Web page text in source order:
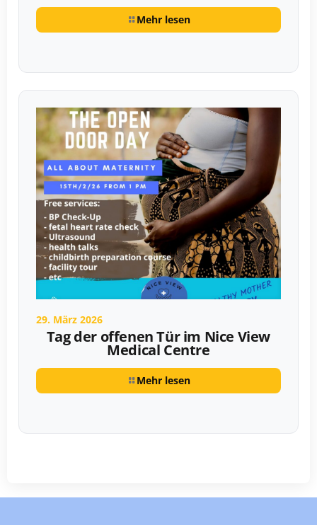
Mehr lesen
29. März 2026
Tag der offenen Tür im Nice View
Medical Centre
Mehr lesen